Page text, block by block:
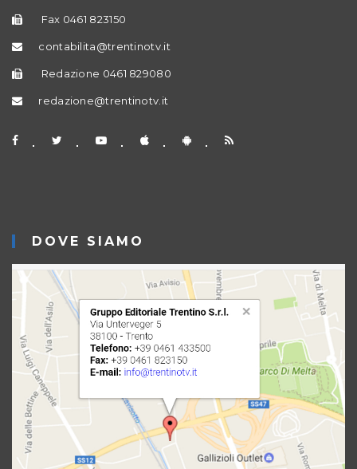
Fax 0461 823150
contabilita@trentinotv.it
Redazione 0461 829080
redazione@trentinotv.it
DOVE SIAMO